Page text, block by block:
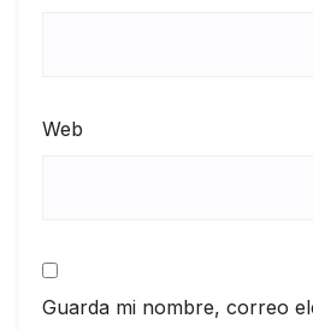
Web
Guarda mi nombre, correo